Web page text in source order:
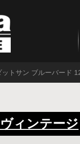
ットサン ブルーバード
ィンテージ